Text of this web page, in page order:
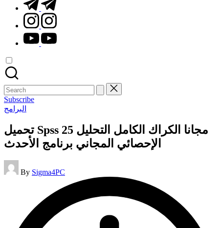
instagram.com
youtube.com
Search
for:
Subscribe
Posted
البرامج
تحميل Spss 25 مجانا الكراك الكامل التحليل
الإحصائي المجاني برنامج الأحدث
Posted
by
By Sigma4PC